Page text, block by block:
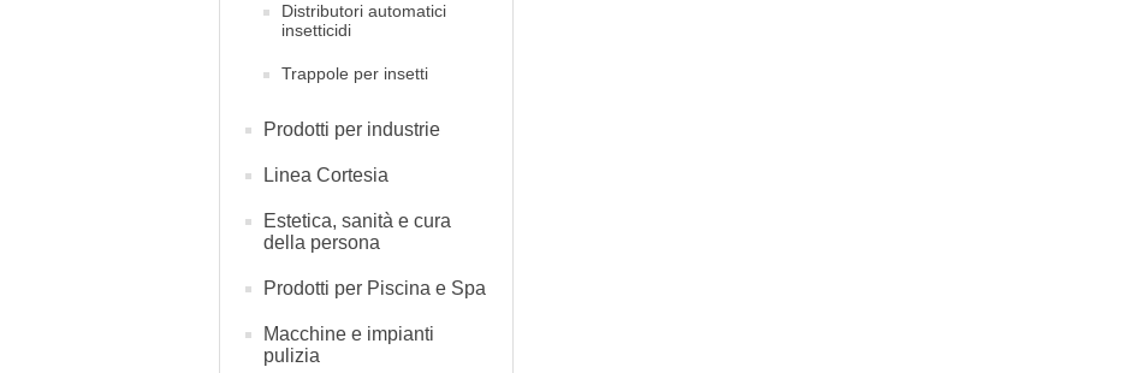
Distributori automatici
insetticidi
Trappole per insetti
Prodotti per industrie
Linea Cortesia
Estetica, sanità e cura
della persona
Prodotti per Piscina e Spa
Macchine e impianti
pulizia